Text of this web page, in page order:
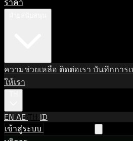
ราคา
ความช่วยเหลือ ติดต่อเรา บันทึกการ
ให้เรา
EN AE TH ID
เข้าสู่ระบบ